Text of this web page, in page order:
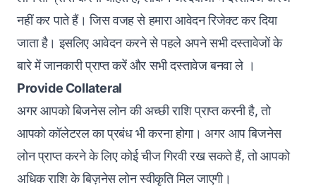
नहीं कर पाते हैं। जिस वजह से हमारा आवेदन रिजेक्ट कर दिया
जाता है। इसलिए आवेदन करने से पहले अपने सभी दस्तावेजों के
बारे में जानकारी प्राप्त करें और सभी दस्तावेज बनवा ले ।
Provide Collateral
अगर आपको बिजनेस लोन की अच्छी राशि प्राप्त करनी है, तो
आपको कॉलेटरल का प्रबंध भी करना होगा। अगर आप बिजनेस
लोन प्राप्त करने के लिए कोई चीज गिरवी रख सकते हैं, तो आपको
अधिक राशि के बिज़नेस लोन स्वीकृति मिल जाएगी।